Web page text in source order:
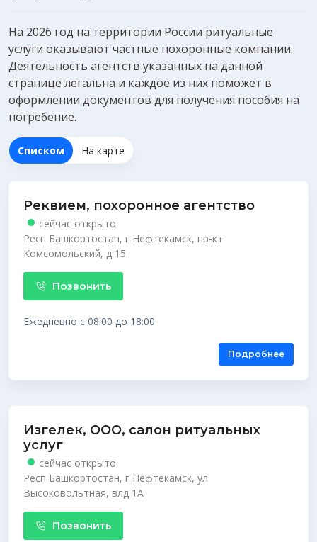
На 2026 год на территории России ритуальные
услуги оказывают частные похоронные компании.
Деятельность агентств указанных на данной
странице легальна и каждое из них поможет в
оформлении документов для получения пособия на
погребение.
Списком На карте
Реквием, похоронное агентство
сейчас открыто
Респ Башкортостан, г Нефтекамск, пр-кт
Комсомольский, д 15
Позвонить
Ежедневно с 08:00 до 18:00
Подробнее
Изгелек, ООО, салон ритуальных
услуг
сейчас открыто
Респ Башкортостан, г Нефтекамск, ул
Высоковольтная, влд 1А
Позвонить